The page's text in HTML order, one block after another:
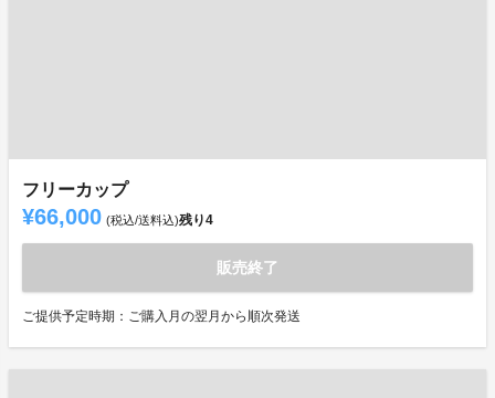
フリーカップ
¥66,000 (税込/送料込)残り4
販売終了
ご提供予定時期：ご購入月の翌月から順次発送